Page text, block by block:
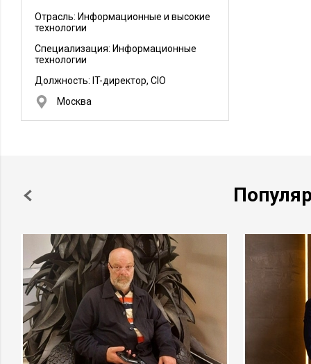
Отрасль: Информационные и высокие
технологии
Специализация: Информационные
технологии
Должность: IT-директор, CIO
Москва